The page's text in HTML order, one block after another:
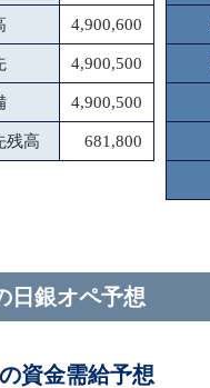
4,900,600
4,900,500
4,900,500
残高 681,800
日銀オペ予想
資金需給予想